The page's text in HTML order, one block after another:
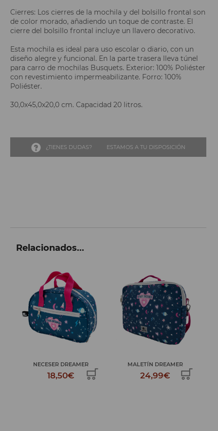
Cierres: Los cierres de la mochila y del bolsillo frontal son
de color morado, añadiendo un toque de contraste. El
cierre del bolsillo frontal incluye un llavero decorativo.
Esta mochila es ideal para uso escolar o diario, con un
diseño alegre y funcional. En la parte trasera lleva túnel
para carro de mochilas Busquets. Exterior: 100% Poliéster
con revestimiento impermeabilizante. Forro: 100%
Poliéster.
30,0x45,0x20,0 cm. Capacidad 20 litros.
¿TIENES DUDAS? ESTAMOS A TU DISPOSICIÓN
Relacionados...
NECESER DREAMER
18,50€
MALETÍN DREAMER
24,99€